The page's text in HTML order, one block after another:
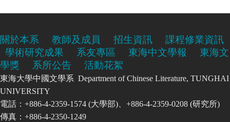
關於本系 教師及成員 招生資訊
課程修業資訊
學術研究成果
系友專區 東海中文學報
東海文
學獎
系所公告 活動花絮
東海大學中國文學系 Department of Chinese Literature, TUNGHAI
UNIVERSITY
電話：+886-4-2359-1574 (大學部)、+886-4-2359-0208 (研究所)
傳真：+886-4-2350-1249